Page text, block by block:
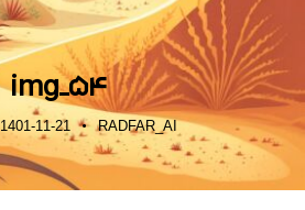
img_54
RADFAR_AI
1401-11-21